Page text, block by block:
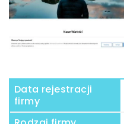
Data rejestracji
firmy